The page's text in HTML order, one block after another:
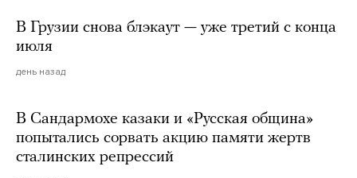
В Грузии снова блэкаут — уже третий с конца
июля
день назад
В Сандармохе казаки и «Русская община»
попытались сорвать акцию памяти жертв
сталинских репрессий